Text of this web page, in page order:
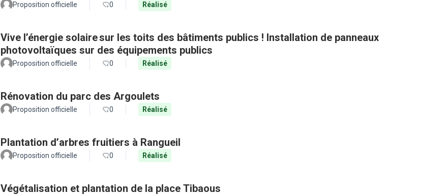
Proposition officielle 0 Réalisé
Vive l’énergie solaire sur les toits des bâtiments publics ! Installation de panneaux
photovoltaïques sur des équipements publics
Proposition officielle 0 Réalisé
Rénovation du parc des Argoulets
Proposition officielle 0 Réalisé
Plantation d’arbres fruitiers à Rangueil
Proposition officielle 0 Réalisé
Végétalisation et plantation de la place Tibaous